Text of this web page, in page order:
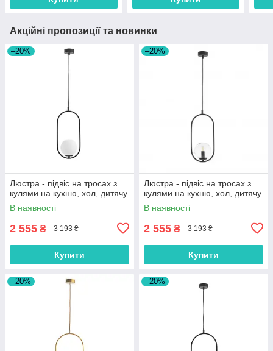
Акційні пропозиції та новинки
–20%
Люстра - підвіс на тросах з
кулями на кухню, хол, дитячу
В наявності
2 555 ₴ 3 193 ₴
Купити
–20%
Люстра - підвіс на тросах з
кулями на кухню, хол, дитячу
В наявності
2 555 ₴ 3 193 ₴
Купити
–20% –20%